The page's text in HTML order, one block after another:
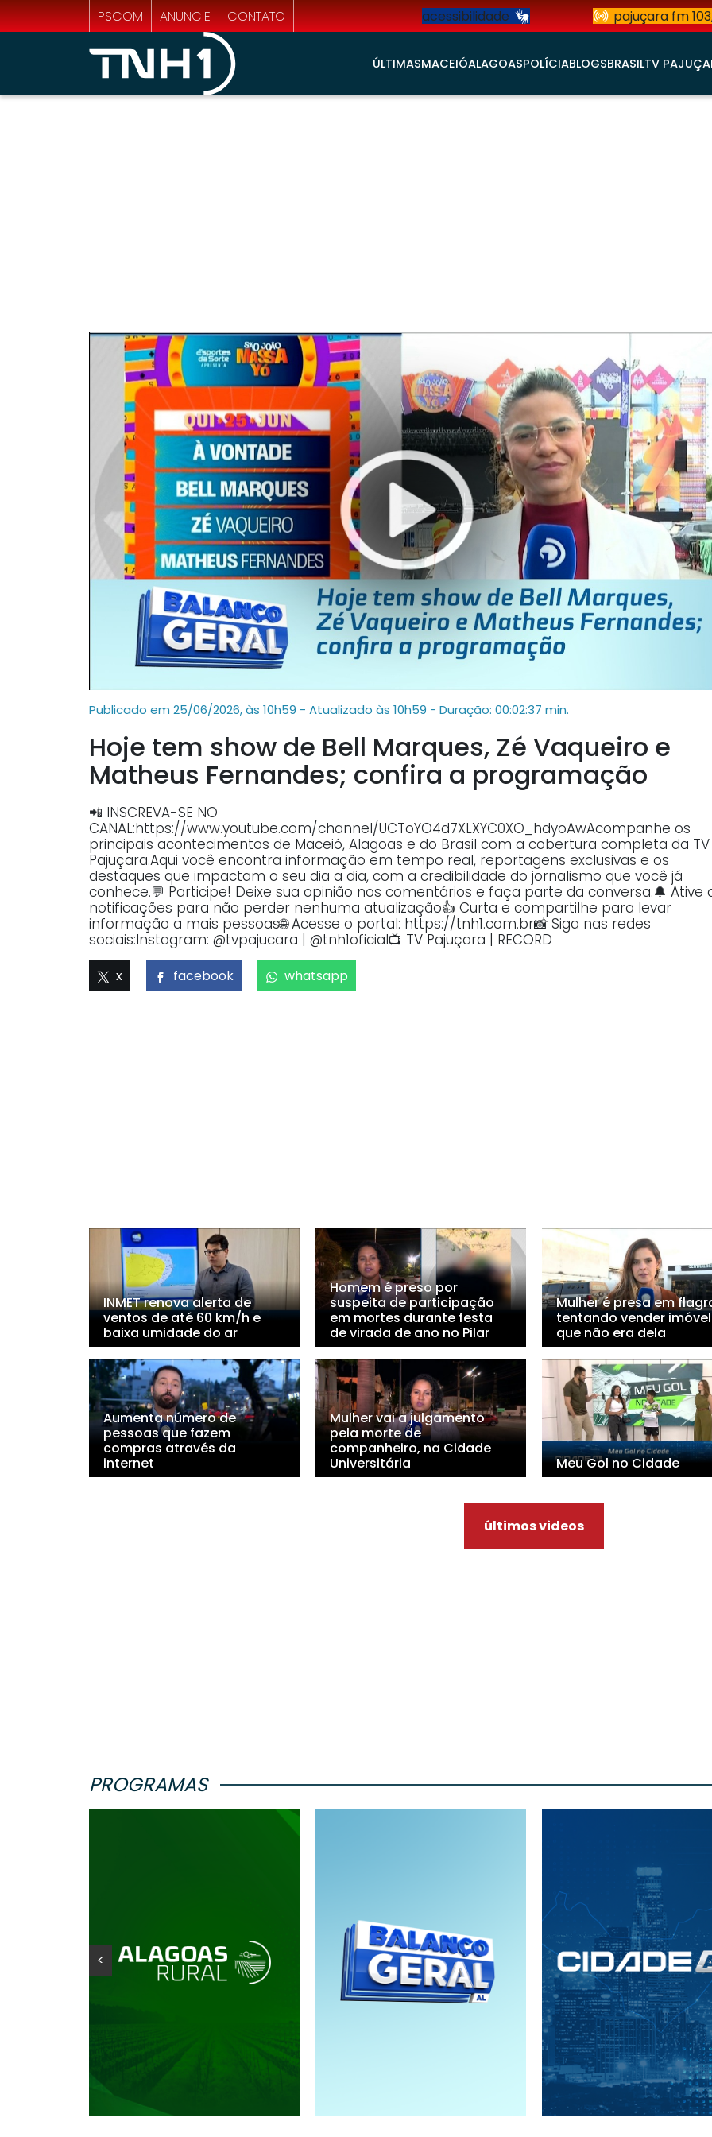
PSCOM ANUNCIE CONTATO acessibilidade pajuçara fm
ÚLTIMASMACEIÓALAGOASPOLÍCIABLOGSBRASILTV
Publicado em 25/06/2026, às 10h59 - Atualizado às 10h59 - Duração: 00:02:37 min.
Hoje tem show de Bell Marques, Zé Vaqueiro e
Matheus Fernandes; confira a programação
📲 INSCREVA-SE NO
CANAL:https://www.youtube.com/channel/UCToYO4d7XLXYC0XO_hdyoAwAcompanhe os
principais acontecimentos de Maceió, Alagoas e do Brasil com a cobertura completa da TV
Pajuçara.Aqui você encontra informação em tempo real, reportagens exclusivas e os
destaques que impactam o seu dia a dia, com a credibilidade do jornalismo que você já
conhece.💬 Participe! Deixe sua opinião nos comentários e faça parte da conversa.🔔 Ative
notificações para não perder nenhuma atualização👍 Curta e compartilhe para levar
informação a mais pessoas🌐 Acesse o portal: https://tnh1.com.br📸 Siga nas redes
sociais:Instagram: @tvpajucara | @tnh1oficial📺 TV Pajuçara | RECORD
x facebook whatsapp
INMET renova alerta de
ventos de até 60 km/h e
baixa umidade do ar
Homem é preso por
suspeita de participação
em mortes durante festa
de virada de ano no Pilar
Mulher é presa em
tentando vender imóvel
que não era dela
Aumenta número de
pessoas que fazem
compras através da
internet
Mulher vai a julgamento
pela morte de
companheiro, na Cidade
Universitária
Meu Gol no Cidade
últimos videos
PROGRAMAS
<